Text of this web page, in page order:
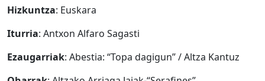
Hizkuntza: Euskara
Iturria: Antxon Alfaro Sagasti
Ezaugarriak: Abestia: “Topa dagigun” / Altza Kantuz